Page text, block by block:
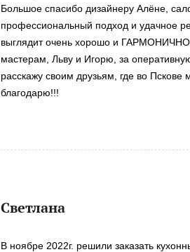
Большое спасибо дизайнеру Алёне,
профессиональный подход и удачное
выглядит очень хорошо и
мастерам, Льву и Игорю, за
расскажу своим друзьям, где во
благодарю!!!
Светлана
В ноябре 2022г. решили заказать